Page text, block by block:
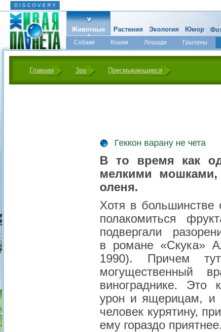
D I S C O V E R Y
Животные
Собаки Кошки Лошади
Грызуны
Микромир
Растения Экология Юмор
Главная Зоо Пресмыкающиеся
Геккон варану не чета
В то время как
мелкими
оленя.
Хотя в
полакомиться
подвергали
в романе «Скука»
1990). Причем
могущественный
винограднике. Это
урон и ящерицам, и
человек курятину,
ему гораздо